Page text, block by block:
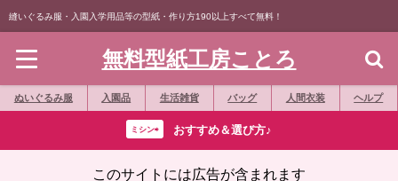
縫いぐるみ服・入園入学用品等の型紙・作り方190以上すべて無料！
無料型紙工房ことろ
ぬいぐるみ服 入園品 生活雑貨 バッグ 人間衣装 ヘルプ
ミシン⇨ おすすめ＆選び方♪
このサイトには広告が含まれます